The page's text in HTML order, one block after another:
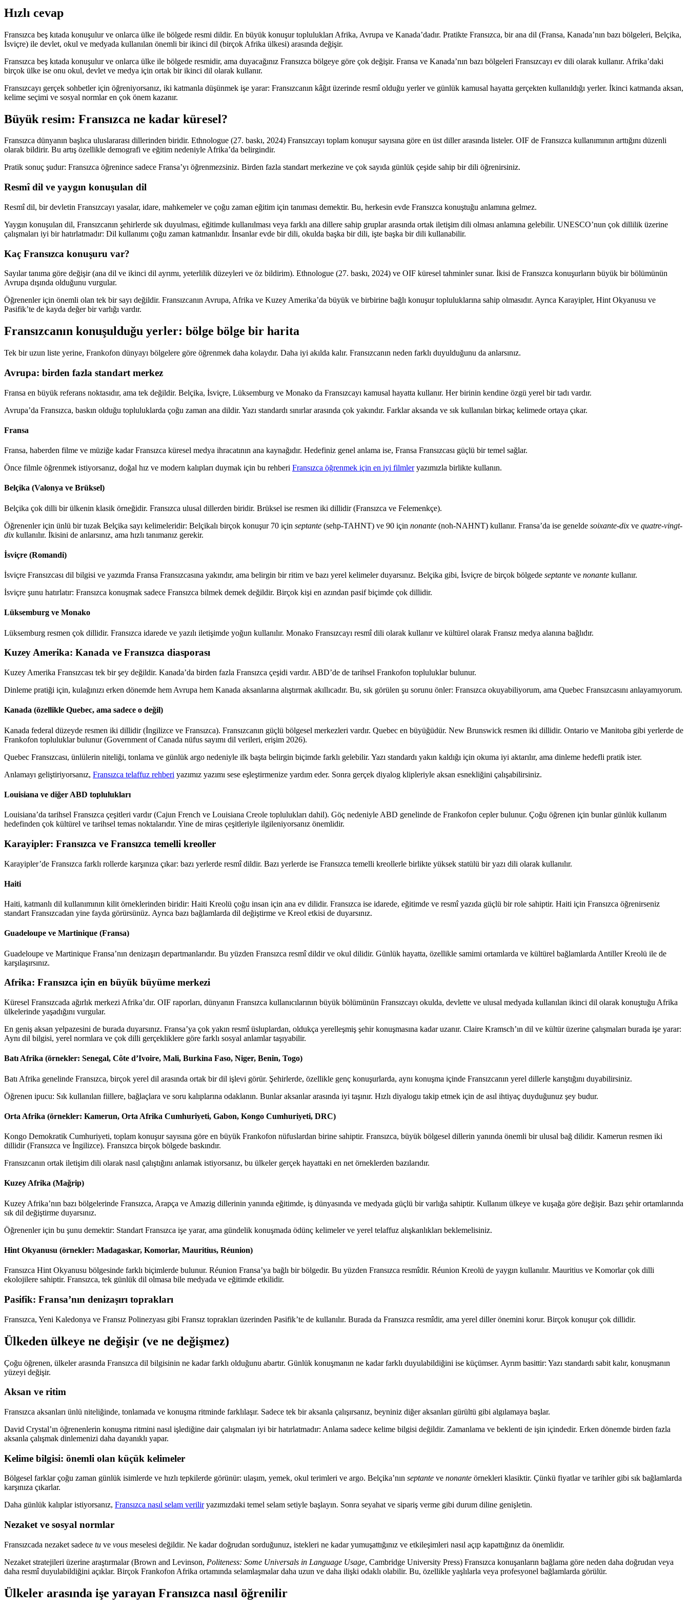
Hızlı cevap
Fransızca beş kıtada konuşulur ve onlarca ülke ile bölgede resmi dildir. En büyük konuşur toplulukları Afrika, Avrupa ve Kanada’dadır. Pratikte Fransızca, bir ana dil (Fransa, Kanada’nın bazı bölgeleri, Belçika,
İsviçre) ile devlet, okul ve medyada kullanılan önemli bir ikinci dil (birçok Afrika ülkesi) arasında değişir.
Fransızca beş kıtada konuşulur ve onlarca ülke ile bölgede resmidir, ama duyacağınız Fransızca bölgeye göre çok değişir. Fransa ve Kanada’nın bazı bölgeleri Fransızcayı ev dili olarak kullanır. Afrika’daki
birçok ülke ise onu okul, devlet ve medya için ortak bir ikinci dil olarak kullanır.
Fransızcayı gerçek sohbetler için öğreniyorsanız, iki katmanla düşünmek işe yarar: Fransızcanın kâğıt üzerinde resmî olduğu yerler ve günlük kamusal hayatta gerçekten kullanıldığı yerler. İkinci katmanda aksan,
kelime seçimi ve sosyal normlar en çok önem kazanır.
Büyük resim: Fransızca ne kadar küresel?
Fransızca dünyanın başlıca uluslararası dillerinden biridir. Ethnologue (27. baskı, 2024) Fransızcayı toplam konuşur sayısına göre en üst diller arasında listeler. OIF de Fransızca kullanımının arttığını düzenli
olarak bildirir. Bu artış özellikle demografi ve eğitim nedeniyle Afrika’da belirgindir.
Pratik sonuç şudur: Fransızca öğrenince sadece Fransa’yı öğrenmezsiniz. Birden fazla standart merkezine ve çok sayıda günlük çeşide sahip bir dili öğrenirsiniz.
Resmî dil ve yaygın konuşulan dil
Resmî dil, bir devletin Fransızcayı yasalar, idare, mahkemeler ve çoğu zaman eğitim için tanıması demektir. Bu, herkesin evde Fransızca konuştuğu anlamına gelmez.
Yaygın konuşulan dil, Fransızcanın şehirlerde sık duyulması, eğitimde kullanılması veya farklı ana dillere sahip gruplar arasında ortak iletişim dili olması anlamına gelebilir. UNESCO’nun çok dillilik üzerine
çalışmaları iyi bir hatırlatmadır: Dil kullanımı çoğu zaman katmanlıdır. İnsanlar evde bir dili, okulda başka bir dili, işte başka bir dili kullanabilir.
Kaç Fransızca konuşuru var?
Sayılar tanıma göre değişir (ana dil ve ikinci dil ayrımı, yeterlilik düzeyleri ve öz bildirim). Ethnologue (27. baskı, 2024) ve OIF küresel tahminler sunar. İkisi de Fransızca konuşurların büyük bir bölümünün
Avrupa dışında olduğunu vurgular.
Öğrenenler için önemli olan tek bir sayı değildir. Fransızcanın Avrupa, Afrika ve Kuzey Amerika’da büyük ve birbirine bağlı konuşur topluluklarına sahip olmasıdır. Ayrıca Karayipler, Hint Okyanusu ve
Pasifik’te de kayda değer bir varlığı vardır.
Fransızcanın konuşulduğu yerler: bölge bölge bir harita
Tek bir uzun liste yerine, Frankofon dünyayı bölgelere göre öğrenmek daha kolaydır. Daha iyi akılda kalır. Fransızcanın neden farklı duyulduğunu da anlarsınız.
Avrupa: birden fazla standart merkez
Fransa en büyük referans noktasıdır, ama tek değildir. Belçika, İsviçre, Lüksemburg ve Monako da Fransızcayı kamusal hayatta kullanır. Her birinin kendine özgü yerel bir tadı vardır.
Avrupa’da Fransızca, baskın olduğu topluluklarda çoğu zaman ana dildir. Yazı standardı sınırlar arasında çok yakındır. Farklar aksanda ve sık kullanılan birkaç kelimede ortaya çıkar.
Fransa
Fransa, haberden filme ve müziğe kadar Fransızca küresel medya ihracatının ana kaynağıdır. Hedefiniz genel anlama ise, Fransa Fransızcası güçlü bir temel sağlar.
Önce filmle öğrenmek istiyorsanız, doğal hız ve modern kalıpları duymak için bu rehberi Fransızca öğrenmek için en iyi filmleryazımızla birlikte kullanın.
Belçika (Valonya ve Brüksel)
Belçika çok dilli bir ülkenin klasik örneğidir. Fransızca ulusal dillerden biridir. Brüksel ise resmen iki dillidir (Fransızca ve Felemenkçe).
Öğrenenler için ünlü bir tuzak Belçika sayı kelimeleridir: Belçikalı birçok konuşur 70 için septante (sehp-TAHNT) ve 90 için nonante (noh-NAHNT) kullanır. Fransa’da ise genelde soixante-dix ve quatre-vingt-
dix kullanılır. İkisini de anlarsınız, ama hızlı tanımanız gerekir.
İsviçre (Romandi)
İsviçre Fransızcası dil bilgisi ve yazımda Fransa Fransızcasına yakındır, ama belirgin bir ritim ve bazı yerel kelimeler duyarsınız. Belçika gibi, İsviçre de birçok bölgede septante ve nonante kullanır.
İsviçre şunu hatırlatır: Fransızca konuşmak sadece Fransızca bilmek demek değildir. Birçok kişi en azından pasif biçimde çok dillidir.
Lüksemburg ve Monako
Lüksemburg resmen çok dillidir. Fransızca idarede ve yazılı iletişimde yoğun kullanılır. Monako Fransızcayı resmî dili olarak kullanır ve kültürel olarak Fransız medya alanına bağlıdır.
Kuzey Amerika: Kanada ve Fransızca diasporası
Kuzey Amerika Fransızcası tek bir şey değildir. Kanada’da birden fazla Fransızca çeşidi vardır. ABD’de de tarihsel Frankofon topluluklar bulunur.
Dinleme pratiği için, kulağınızı erken dönemde hem Avrupa hem Kanada aksanlarına alıştırmak akıllıcadır. Bu, sık görülen şu sorunu önler: Fransızca okuyabiliyorum, ama Quebec Fransızcasını anlayamıyorum.
Kanada (özellikle Quebec, ama sadece o değil)
Kanada federal düzeyde resmen iki dillidir (İngilizce ve Fransızca). Fransızcanın güçlü bölgesel merkezleri vardır. Quebec en büyüğüdür. New Brunswick resmen iki dillidir. Ontario ve Manitoba gibi yerlerde de
Frankofon topluluklar bulunur (Government of Canada nüfus sayımı dil verileri, erişim 2026).
Quebec Fransızcası, ünlülerin niteliği, tonlama ve günlük argo nedeniyle ilk başta belirgin biçimde farklı gelebilir. Yazı standardı yakın kaldığı için okuma iyi aktarılır, ama dinleme hedefli pratik ister.
Anlamayı geliştiriyorsanız, Fransızca telaffuz rehberi yazımız yazımı sese eşleştirmenize yardım eder. Sonra gerçek diyalog klipleriyle aksan esnekliğini çalışabilirsiniz.
Louisiana ve diğer ABD toplulukları
Louisiana’da tarihsel Fransızca çeşitleri vardır (Cajun French ve Louisiana Creole toplulukları dahil). Göç nedeniyle ABD genelinde de Frankofon cepler bulunur. Çoğu öğrenen için bunlar günlük kullanım
hedefinden çok kültürel ve tarihsel temas noktalarıdır. Yine de miras çeşitleriyle ilgileniyorsanız önemlidir.
Karayipler: Fransızca ve Fransızca temelli kreoller
Karayipler’de Fransızca farklı rollerde karşınıza çıkar: bazı yerlerde resmî dildir. Bazı yerlerde ise Fransızca temelli kreollerle birlikte yüksek statülü bir yazı dili olarak kullanılır.
Haiti
Haiti, katmanlı dil kullanımının kilit örneklerinden biridir: Haiti Kreolü çoğu insan için ana ev dilidir. Fransızca ise idarede, eğitimde ve resmî yazıda güçlü bir role sahiptir. Haiti için Fransızca öğrenirseniz
standart Fransızcadan yine fayda görürsünüz. Ayrıca bazı bağlamlarda dil değiştirme ve Kreol etkisi de duyarsınız.
Guadeloupe ve Martinique (Fransa)
Guadeloupe ve Martinique Fransa’nın denizaşırı departmanlarıdır. Bu yüzden Fransızca resmî dildir ve okul dilidir. Günlük hayatta, özellikle samimi ortamlarda ve kültürel bağlamlarda Antiller Kreolü ile de
karşılaşırsınız.
Afrika: Fransızca için en büyük büyüme merkezi
Küresel Fransızcada ağırlık merkezi Afrika’dır. OIF raporları, dünyanın Fransızca kullanıcılarının büyük bölümünün Fransızcayı okulda, devlette ve ulusal medyada kullanılan ikinci dil olarak konuştuğu Afrika
ülkelerinde yaşadığını vurgular.
En geniş aksan yelpazesini de burada duyarsınız. Fransa’ya çok yakın resmî üsluplardan, oldukça yerelleşmiş şehir konuşmasına kadar uzanır. Claire Kramsch’ın dil ve kültür üzerine çalışmaları burada işe yarar:
Aynı dil bilgisi, yerel normlara ve çok dilli gerçekliklere göre farklı sosyal anlamlar taşıyabilir.
Batı Afrika (örnekler: Senegal, Côte d’Ivoire, Mali, Burkina Faso, Niger, Benin, Togo)
Batı Afrika genelinde Fransızca, birçok yerel dil arasında ortak bir dil işlevi görür. Şehirlerde, özellikle genç konuşurlarda, aynı konuşma içinde Fransızcanın yerel dillerle karıştığını duyabilirsiniz.
Öğrenen ipucu: Sık kullanılan fiillere, bağlaçlara ve soru kalıplarına odaklanın. Bunlar aksanlar arasında iyi taşınır. Hızlı diyalogu takip etmek için de asıl ihtiyaç duyduğunuz şey budur.
Orta Afrika (örnekler: Kamerun, Orta Afrika Cumhuriyeti, Gabon, Kongo Cumhuriyeti, DRC)
Kongo Demokratik Cumhuriyeti, toplam konuşur sayısına göre en büyük Frankofon nüfuslardan birine sahiptir. Fransızca, büyük bölgesel dillerin yanında önemli bir ulusal bağ dilidir. Kamerun resmen iki
dillidir (Fransızca ve İngilizce). Fransızca birçok bölgede baskındır.
Fransızcanın ortak iletişim dili olarak nasıl çalıştığını anlamak istiyorsanız, bu ülkeler gerçek hayattaki en net örneklerden bazılarıdır.
Kuzey Afrika (Mağrip)
Kuzey Afrika’nın bazı bölgelerinde Fransızca, Arapça ve Amazig dillerinin yanında eğitimde, iş dünyasında ve medyada güçlü bir varlığa sahiptir. Kullanım ülkeye ve kuşağa göre değişir. Bazı şehir ortamlarında
sık dil değiştirme duyarsınız.
Öğrenenler için bu şunu demektir: Standart Fransızca işe yarar, ama gündelik konuşmada ödünç kelimeler ve yerel telaffuz alışkanlıkları beklemelisiniz.
Hint Okyanusu (örnekler: Madagaskar, Komorlar, Mauritius, Réunion)
Fransızca Hint Okyanusu bölgesinde farklı biçimlerde bulunur. Réunion Fransa’ya bağlı bir bölgedir. Bu yüzden Fransızca resmîdir. Réunion Kreolü de yaygın kullanılır. Mauritius ve Komorlar çok dilli
ekolojilere sahiptir. Fransızca, tek günlük dil olmasa bile medyada ve eğitimde etkilidir.
Pasifik: Fransa’nın denizaşırı toprakları
Fransızca, Yeni Kaledonya ve Fransız Polinezyası gibi Fransız toprakları üzerinden Pasifik’te de kullanılır. Burada da Fransızca resmîdir, ama yerel diller önemini korur. Birçok konuşur çok dillidir.
Ülkeden ülkeye ne değişir (ve ne değişmez)
Çoğu öğrenen, ülkeler arasında Fransızca dil bilgisinin ne kadar farklı olduğunu abartır. Günlük konuşmanın ne kadar farklı duyulabildiğini ise küçümser. Ayrım basittir: Yazı standardı sabit kalır, konuşmanın
yüzeyi değişir.
Aksan ve ritim
Fransızca aksanları ünlü niteliğinde, tonlamada ve konuşma ritminde farklılaşır. Sadece tek bir aksanla çalışırsanız, beyniniz diğer aksanları gürültü gibi algılamaya başlar.
David Crystal’ın öğrenenlerin konuşma ritmini nasıl işlediğine dair çalışmaları iyi bir hatırlatmadır: Anlama sadece kelime bilgisi değildir. Zamanlama ve beklenti de işin içindedir. Erken dönemde birden fazla
aksanla çalışmak dinlemenizi daha dayanıklı yapar.
Kelime bilgisi: önemli olan küçük kelimeler
Bölgesel farklar çoğu zaman günlük isimlerde ve hızlı tepkilerde görünür: ulaşım, yemek, okul terimleri ve argo. Belçika’nın septante ve nonante örnekleri klasiktir. Çünkü fiyatlar ve tarihler gibi sık bağlamlarda
karşınıza çıkarlar.
Daha günlük kalıplar istiyorsanız, Fransızca nasıl selam veriliryazımızdaki temel selam setiyle başlayın. Sonra seyahat ve sipariş verme gibi durum diline genişletin.
Nezaket ve sosyal normlar
Fransızcada nezaket sadece tu ve vous meselesi değildir. Ne kadar doğrudan sorduğunuz, istekleri ne kadar yumuşattığınız ve etkileşimleri nasıl açıp kapattığınız da önemlidir.
Nezaket stratejileri üzerine araştırmalar (Brown and Levinson, Politeness: Some Universals in Language Usage, Cambridge University Press) Fransızca konuşanların bağlama göre neden daha doğrudan veya
daha resmî duyulabildiğini açıklar. Birçok Frankofon Afrika ortamında selamlaşmalar daha uzun ve daha ilişki odaklı olabilir. Bu, özellikle yaşlılarla veya profesyonel bağlamlarda görülür.
Ülkeler arasında işe yarayan Fransızca nasıl öğrenilir